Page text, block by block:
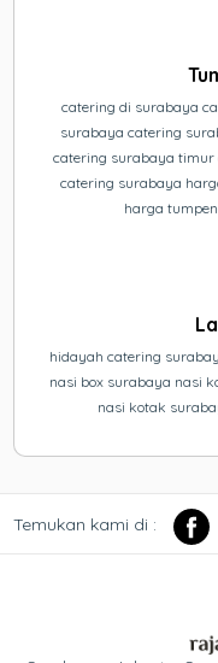
catering di surabaya
surabaya catering
catering surabaya
catering surabaya
harga
hidayah catering
nasi box surabaya nasi
nasi kotak
Temukan kami di :